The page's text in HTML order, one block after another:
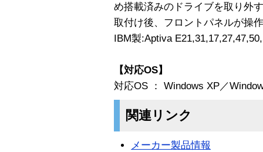
め搭載済みのドライブを取り外
取付け後、フロントパネルが操
IBM製:Aptiva
【対応OS】
対応OS ： Windows XP／
関連リンク
メーカー製品情報